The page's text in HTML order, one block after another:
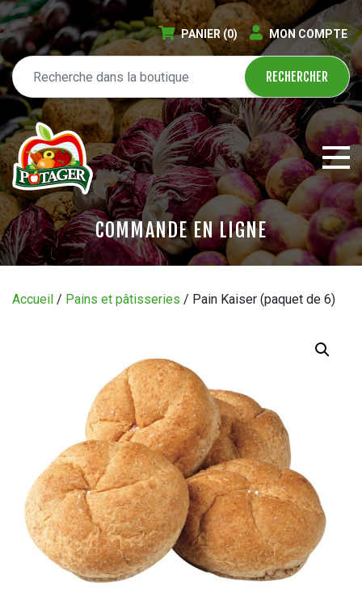
PANIER(0) MON COMPTE
COMMANDE EN LIGNE
QUI SOMMES-NOUS?
CONTACT
CONCOURS
Accueil / Pains et pâtisseries / Pain Kaiser (paquet de 6)